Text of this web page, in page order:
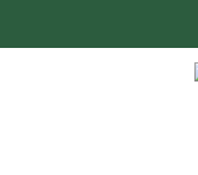
überspringen